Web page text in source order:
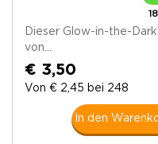
Dieser Glow-in-the-
von...
€ 3,50
Von € 2,45 bei 248
In den